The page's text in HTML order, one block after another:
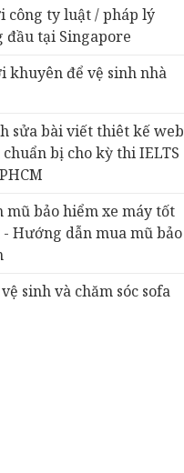
công ty luật / pháp lý
đầu tại Singapore
khuyên để vệ sinh nhà
sửa bài viết thiêt kế web
chuẩn bị cho kỳ thi IELTS
mũ bảo hiểm xe máy tốt
Hướng dẫn mua mũ bảo
sinh và chăm sóc sofa